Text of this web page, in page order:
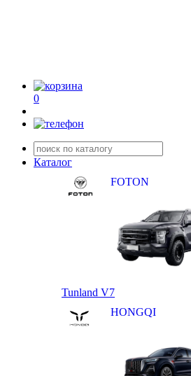
0
Каталог
FOTON
Tunland V7
HONGQI